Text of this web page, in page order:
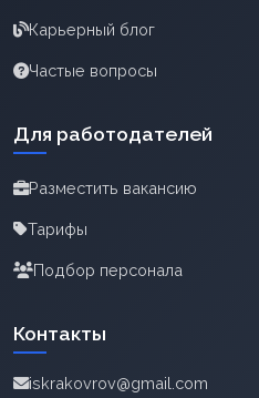
Карьерный блог
Частые вопросы
Для работодателей
Разместить вакансию
Тарифы
Подбор персонала
Контакты
iskrakovrov@gmail.com